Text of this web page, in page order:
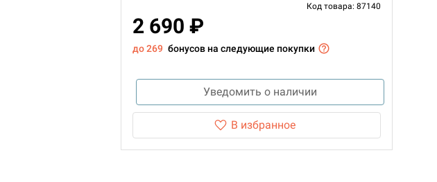
Код товара: 87140
2 690 ₽
до 269 бонусов на следующие покупки
Уведомить о наличии
В избранное